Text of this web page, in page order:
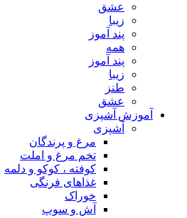
عشق
زیبا
پند آموز
همه
پند آموز
زیبا
طنز
عشق
آموزش آشپزی
آشپزی
مرغ و پرندگان
تخم مرغ و املت
کوفته ، کوکو و دلمه
غذاهای فرنگی
خوراک
آش و سوپ